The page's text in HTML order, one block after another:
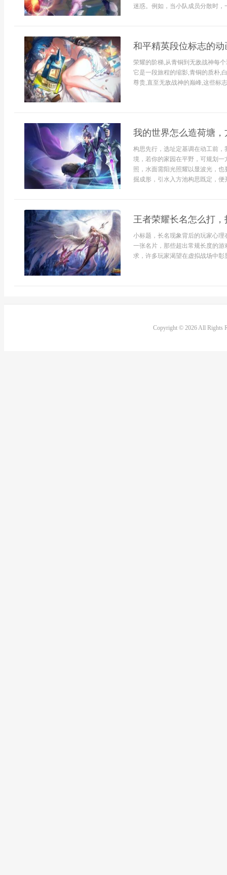
迷惑。例如，当小队成员分散时
和平精英段位标志的
荣耀的阶梯,从青铜到无敌战神每
它是一段旅程的缩影,青铜的质朴,
尊贵,直至无敌战神的巅峰,这些标
我的世界怎么造荷塘
构思先行，选址定基调在动工前
境，若你的家园在平野，可规划
照，水面需阳光照耀以显波光，
掘成形，引水入方池构思既定，
王者荣耀长名怎么打
小标题，长名现象背后的玩家心
一张名片，那些超出常规长度的
求，许多玩家渴望在虚拟战场中彰
Copyright © 2026 All Rights